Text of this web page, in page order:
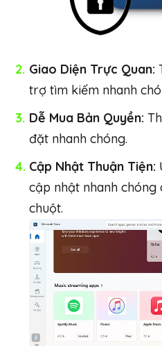
Giao Diện Trực Quan:
trợ tìm kiếm nhanh
Dễ Mua Bản Quyền:
đặt nhanh chóng.
Cập Nhật Thuận Tiện:
cập nhật nhanh
chuột.